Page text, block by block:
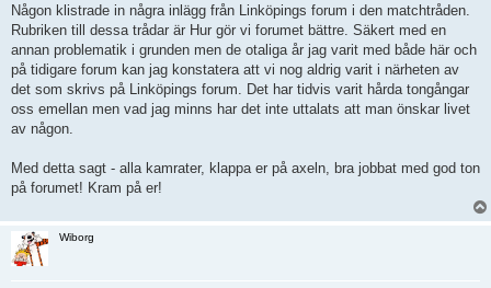
l
ä
g
g
Någon klistrade in några inlägg från Linköpings forum i den matchtråden.
Rubriken till dessa trådar är Hur gör vi forumet bättre. Säkert med en
annan problematik i grunden men de otaliga år jag varit med både här och
på tidigare forum kan jag konstatera att vi nog aldrig varit i närheten av
det som skrivs på Linköpings forum. Det har tidvis varit hårda tongångar
oss emellan men vad jag minns har det inte uttalats att man önskar livet
av någon.
Med detta sagt - alla kamrater, klappa er på axeln, bra jobbat med god ton
på forumet! Kram på er!
Wiborg